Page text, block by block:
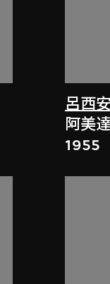
呂西
阿美
1955